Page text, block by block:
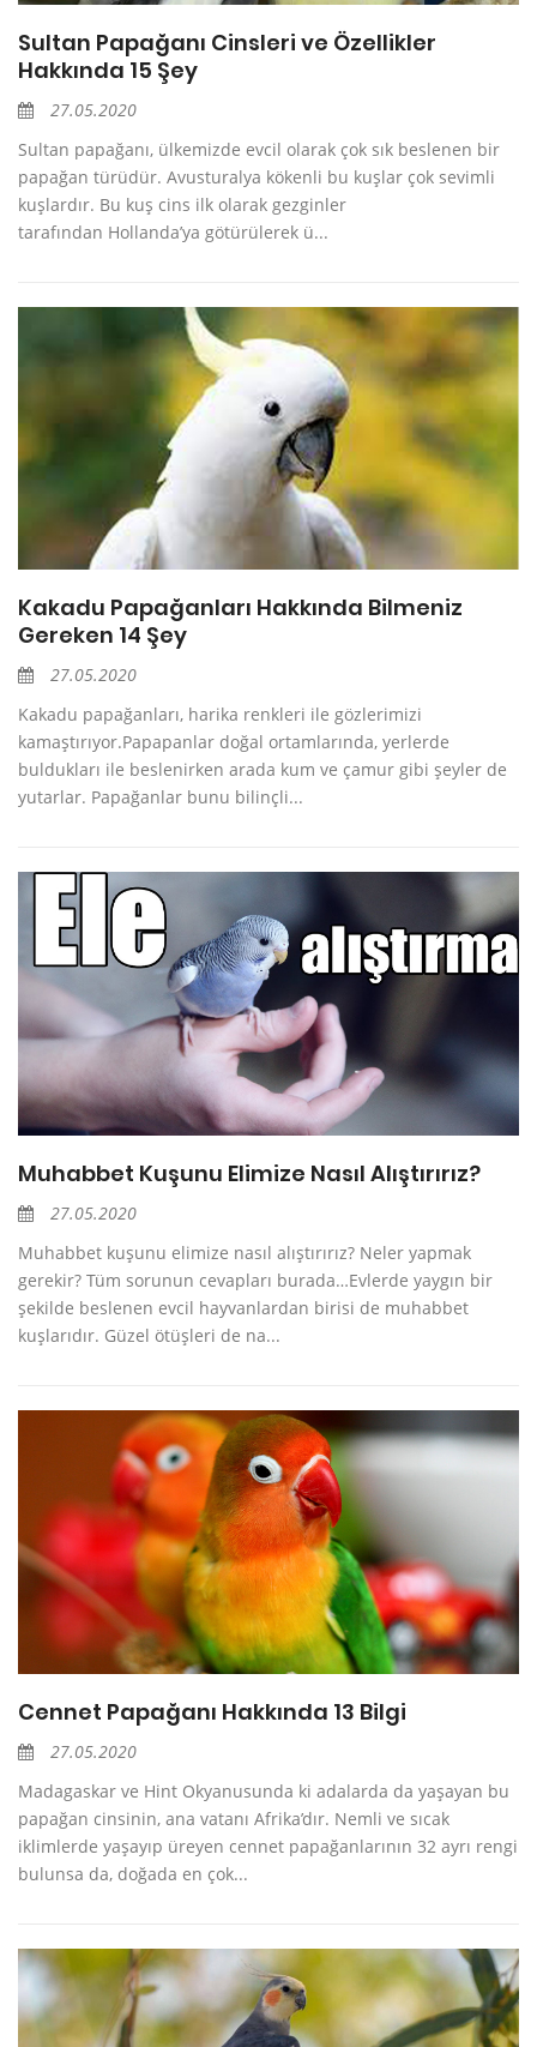
Sultan Papağanı Cinsleri ve Özellikler
Hakkında 15 Şey
27.05.2020
Sultan papağanı, ülkemizde evcil olarak çok sık beslenen bir
papağan türüdür. Avusturalya kökenli bu kuşlar çok sevimli
kuşlardır. Bu kuş cins ilk olarak gezginler
tarafından Hollanda’ya götürülerek ü...
Kakadu Papağanları Hakkında Bilmeniz
Gereken 14 Şey
27.05.2020
Kakadu papağanları, harika renkleri ile gözlerimizi
kamaştırıyor.Papapanlar doğal ortamlarında, yerlerde
buldukları ile beslenirken arada kum ve çamur gibi şeyler de
yutarlar. Papağanlar bunu bilinçli...
Muhabbet Kuşunu Elimize Nasıl Alıştırırız?
27.05.2020
Muhabbet kuşunu elimize nasıl alıştırırız? Neler yapmak
gerekir? Tüm sorunun cevapları burada…Evlerde yaygın bir
şekilde beslenen evcil hayvanlardan birisi de muhabbet
kuşlarıdır. Güzel ötüşleri de na...
Cennet Papağanı Hakkında 13 Bilgi
27.05.2020
Madagaskar ve Hint Okyanusunda ki adalarda da yaşayan bu
papağan cinsinin, ana vatanı Afrika’dır. Nemli ve sıcak
iklimlerde yaşayıp üreyen cennet papağanlarının 32 ayrı rengi
bulunsa da, doğada en çok...